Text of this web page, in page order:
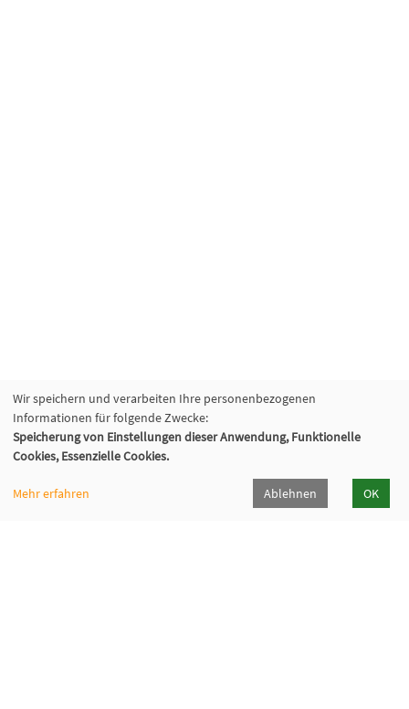
Wir speichern und verarbeiten Ihre personenbezogenen
Informationen für folgende Zwecke:
Speicherung von Einstellungen dieser Anwendung, Funktionelle
Cookies, Essenzielle Cookies.
Mehr erfahren Ablehnen OK